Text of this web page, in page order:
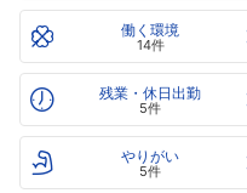
働く環境
14件
残業・休日出勤
5件
やりがい
5件